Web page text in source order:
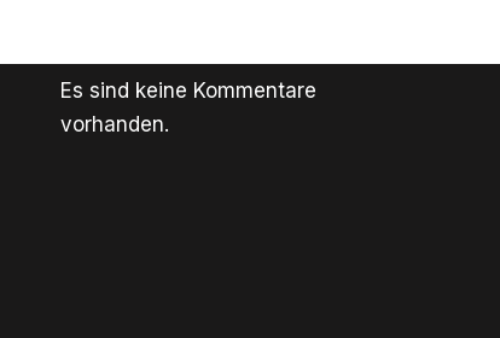
Es sind keine Kommentare
vorhanden.